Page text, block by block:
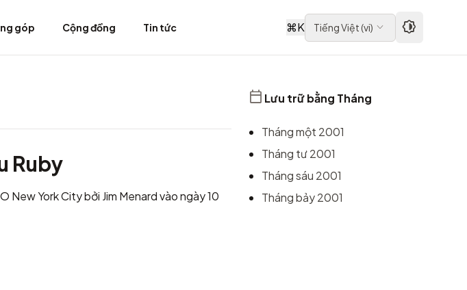
góp Cộng đồng Tin tức ⌘K Tiếng Việt(vi)
Ruby
New York Citybởi Jim Menard vào ngày 10
Lưu trữ bằng Tháng
Tháng một 2001
Tháng tư 2001
Tháng sáu 2001
Tháng bảy 2001